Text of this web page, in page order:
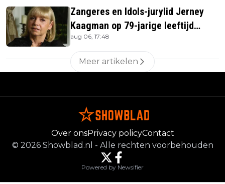
Zangeres en Idols-jurylid Jerney
Kaagman op 79-jarige leeftijd
overleden
aug 06, 17:48
Meer artikelen
Over onsPrivacy policyContact
© 2026 Showblad.nl - Alle rechten voorbehouden
Powered by Newsifier